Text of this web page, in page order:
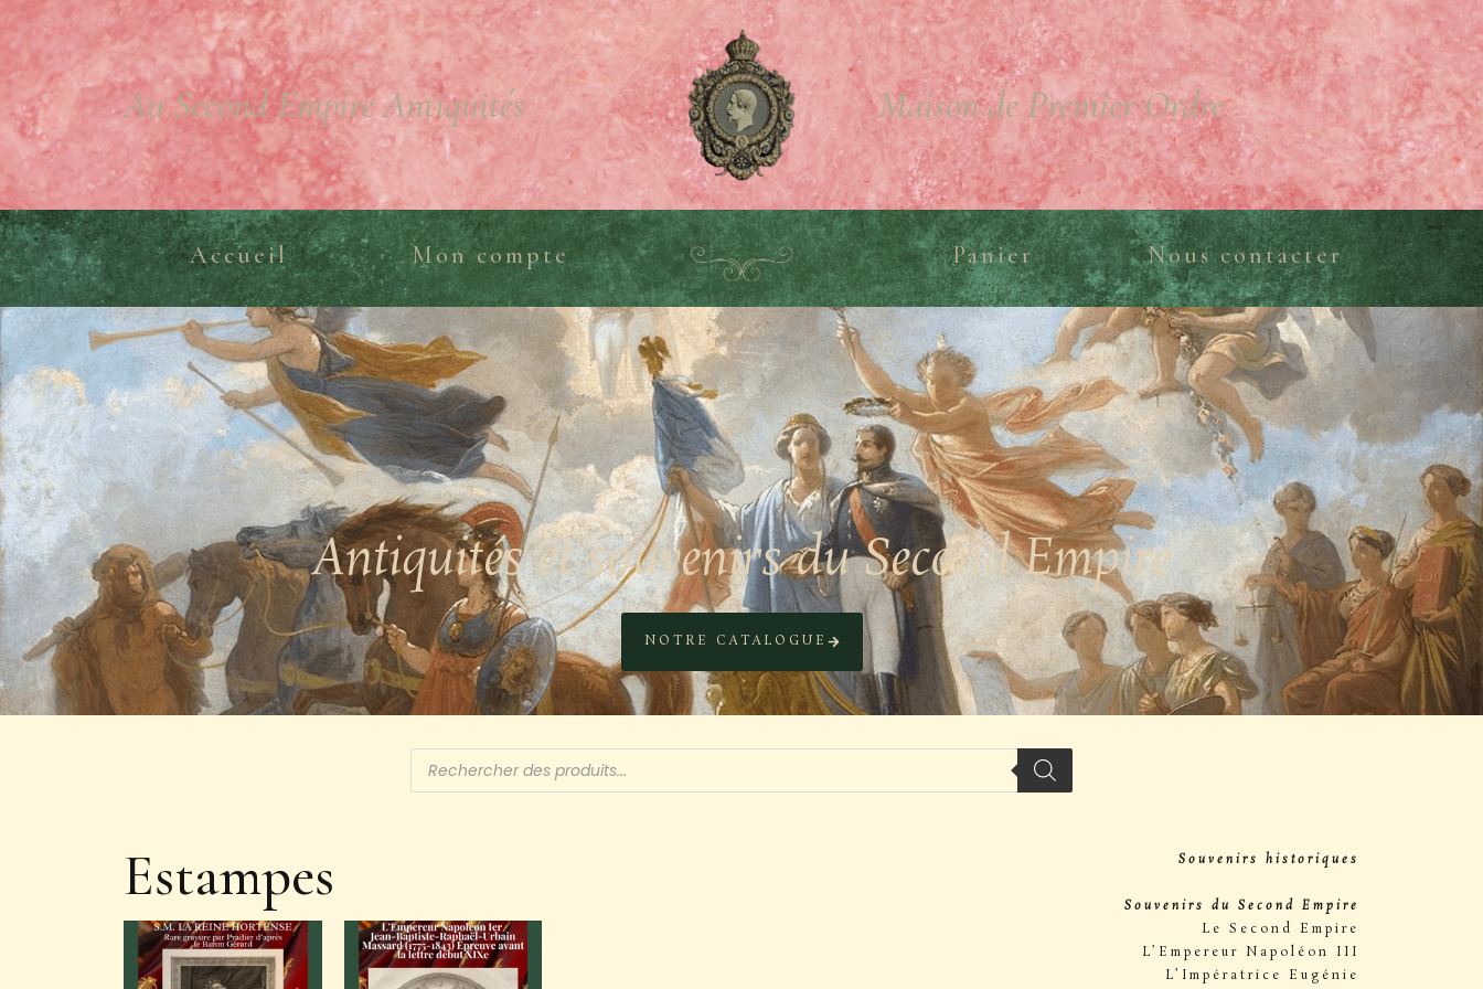
Au Second Empire Antiquités Maison de Premier Ordre
Accueil Mon compte Panier Nous contacter
Antiquités et souvenirs du Second Empire
NOTRE CATALOGUE
Estampes Souvenirs historiques
Souvenirs du Second Empire
Le Second Empire
L’Empereur Napoléon III
L’Impératrice Eugénie